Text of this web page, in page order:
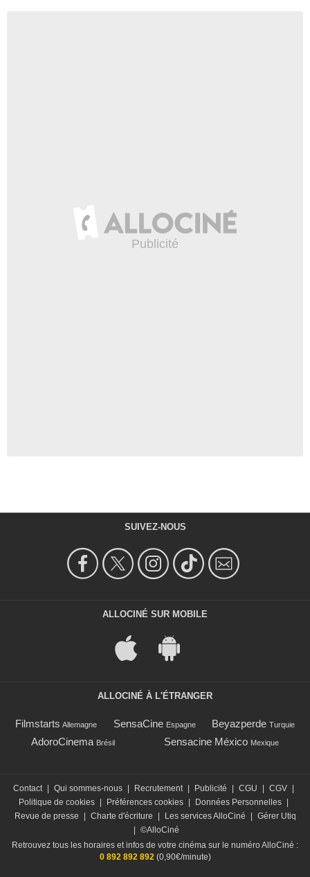
SUIVEZ-NOUS
ALLOCINÉ SUR MOBILE
ALLOCINÉ À L'ÉTRANGER
Filmstarts Allemagne SensaCine Espagne Beyazperde Turquie
AdoroCinema Brésil Sensacine México Mexique
Contact Qui sommes-nous Recrutement Publicité CGU CGV
Politique de cookies
Préférences cookies Données Personnelles
Revue de presse
Charte d'écriture Les services AlloCiné
Gérer Utiq
©AlloCiné
Retrouvez tous les horaires et infos de votre cinéma sur le numéro AlloCiné :
0 892 892 892(0,90€/minute)